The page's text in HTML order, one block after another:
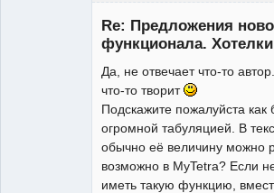
Re: Предложения
функционала.
Да, не отвечает что-то
что-то творит
Подскажите пожалуйста как
огромной табуляцией. В
обычно её величину можно
возможно в MyTetra? Если
иметь такую функцию,